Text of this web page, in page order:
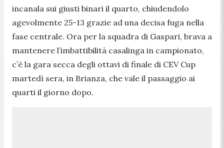
incanala sui giusti binari il quarto, chiudendolo
agevolmente 25-13 grazie ad una decisa fuga nella
fase centrale. Ora per la squadra di Gaspari, brava a
mantenere l’imbattibilità casalinga in campionato,
c’è la gara secca degli ottavi di finale di CEV Cup
martedì sera, in Brianza, che vale il passaggio ai
quarti il giorno dopo.